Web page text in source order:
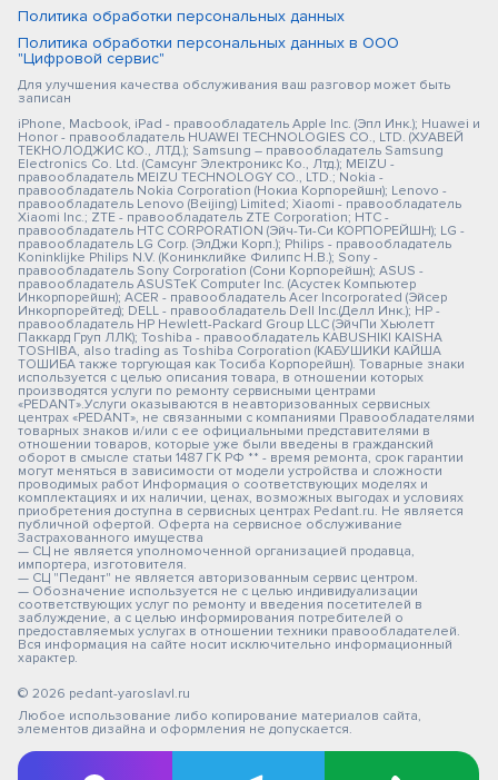
Политика обработки персональных данных
Политика обработки персональных данных в ООО
"Цифровой сервис"
Для улучшения качества обслуживания ваш разговор может быть
записан
iPhone, Macbook, iPad - правообладатель Apple Inc. (Эпл Инк.); Huawei и
Honor - правообладатель HUAWEI TECHNOLOGIES CO., LTD. (ХУАВЕЙ
ТЕКНОЛОДЖИС КО., ЛТД.); Samsung – правообладатель Samsung
Electronics Co. Ltd. (Самсунг Электроникс Ко., Лтд.); MEIZU -
правообладатель MEIZU TECHNOLOGY CO., LTD.; Nokia -
правообладатель Nokia Corporation (Нокиа Корпорейшн); Lenovo -
правообладатель Lenovo (Beijing) Limited; Xiaomi - правообладатель
Xiaomi Inc.; ZTE - правообладатель ZTE Corporation; HTC -
правообладатель HTC CORPORATION (Эйч-Ти-Си КОРПОРЕЙШН); LG -
правообладатель LG Corp. (ЭлДжи Корп.); Philips - правообладатель
Koninklijke Philips N.V. (Конинклийке Филипс Н.В.); Sony -
правообладатель Sony Corporation (Сони Корпорейшн); ASUS -
правообладатель ASUSTeK Computer Inc. (Асустек Компьютер
Инкорпорейшн); ACER - правообладатель Acer Incorporated (Эйсер
Инкорпорейтед); DELL - правообладатель Dell Inc.(Делл Инк.); HP -
правообладатель HP Hewlett-Packard Group LLC (ЭйчПи Хьюлетт
Паккард Груп ЛЛК); Toshiba - правообладатель KABUSHIKI KAISHA
TOSHIBA, also trading as Toshiba Corporation (КАБУШИКИ КАЙША
ТОШИБА также торгующая как Тосиба Корпорейшн). Товарные знаки
используется с целью описания товара, в отношении которых
производятся услуги по ремонту сервисными центрами
«PEDANT».Услуги оказываются в неавторизованных сервисных
центрах «PEDANT», не связанными с компаниями Правообладателями
товарных знаков и/или с ее официальными представителями в
отношении товаров, которые уже были введены в гражданский
оборот в смысле статьи 1487 ГК РФ ** - время ремонта, срок гарантии
могут меняться в зависимости от модели устройства и сложности
проводимых работ Информация о соответствующих моделях и
комплектациях и их наличии, ценах, возможных выгодах и условиях
приобретения доступна в сервисных центрах Pedant.ru. Не является
публичной офертой. Оферта на сервисное обслуживание
Застрахованного имущества
— СЦ не является уполномоченной организацией продавца,
импортера, изготовителя.
— СЦ "Педант" не является авторизованным сервис центром.
— Обозначение используется не с целью индивидуализации
соответствующих услуг по ремонту и введения посетителей в
заблуждение, а с целью информирования потребителей о
предоставляемых услугах в отношении техники правообладателей.
Вся информация на сайте носит исключительно информационный
характер.
© 2026 pedant-yaroslavl.ru
Любое использование либо копирование материалов сайта,
элементов дизайна и оформления не допускается.